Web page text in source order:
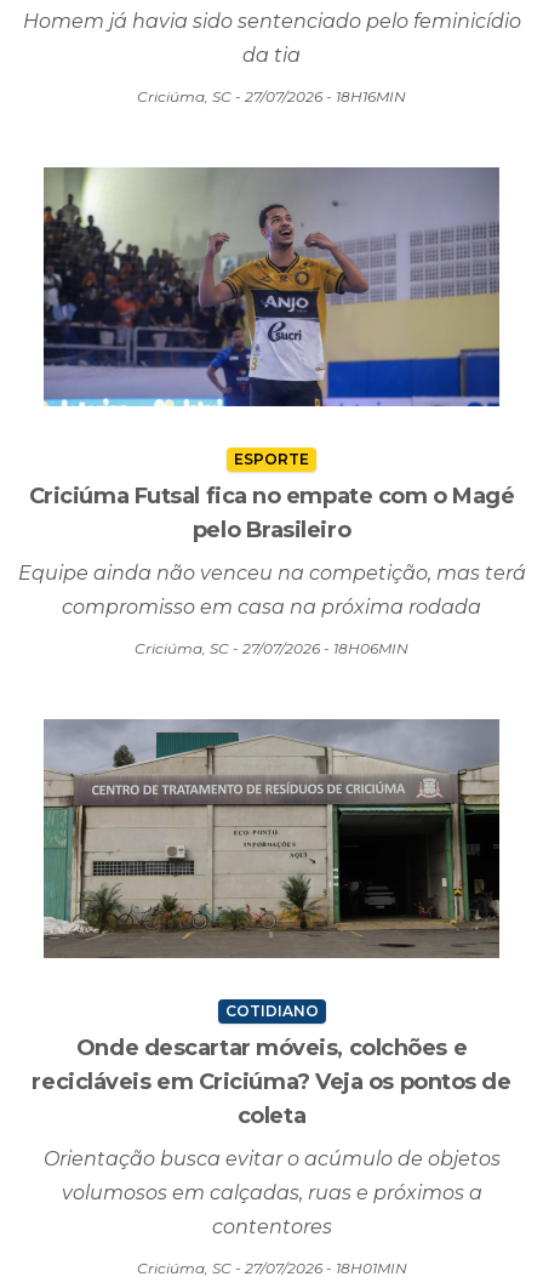
semana, réu pega 18 anos por matar taxista
com 53 facadas
Homem já havia sido sentenciado pelo feminicídio
Criciúma, SC - 27/07/2026 - 18H16MIN
ESPORTE
Criciúma Futsal fica no empate com o Magé
pelo Brasileiro
Equipe ainda não venceu na competição, mas terá
Criciúma, SC - 27/07/2026 - 18H06MIN
COTIDIANO
Onde descartar móveis, colchões e
recicláveis em Criciúma? Veja os pontos de
coleta
Orientação busca evitar o acúmulo de objetos
volumosos em calçadas, ruas e próximos a